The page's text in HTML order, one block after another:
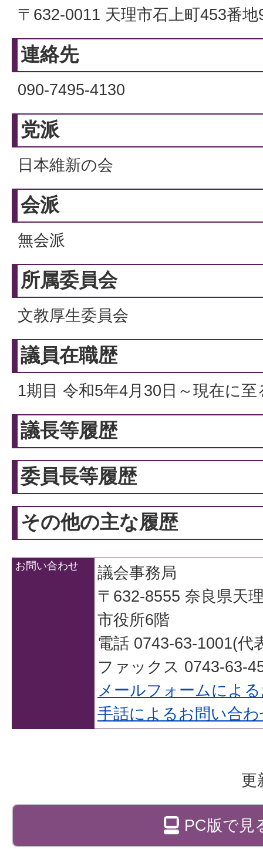
〒632-0011 天理市石上町453番地
連絡先
090-7495-4130
党派
日本維新の会
会派
無会派
所属委員会
文教厚生委員会
議員在職歴
1期目 令和5年4月30日～現在に至
議長等履歴
委員長等履歴
その他の主な履歴
お問い合わせ
議会事務局
〒632-8555 奈良県天
市役所6階
電話 0743-63-1001(代
ファックス 0743-63-
メールフォームによ
手話によるお問い合
更
PC版で見